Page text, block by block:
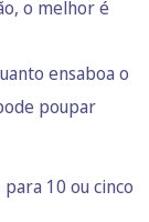
o melhor é
ensaboa o
poupar
para 10 ou cinco